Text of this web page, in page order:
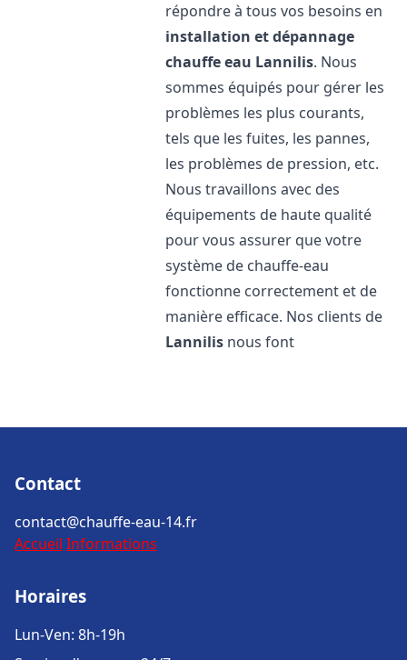
répondre à tous vos besoins en
installation et dépannage
chauffe eau Lannilis. Nous
sommes équipés pour gérer les
problèmes les plus courants,
tels que les fuites, les pannes,
les problèmes de pression, etc.
Nous travaillons avec des
équipements de haute qualité
pour vous assurer que votre
système de chauffe-eau
fonctionne correctement et de
manière efficace. Nos clients de
Lannilis nous font
Contact
contact@chauffe-eau-14.fr
Accueil Informations
Horaires
Lun-Ven: 8h-19h